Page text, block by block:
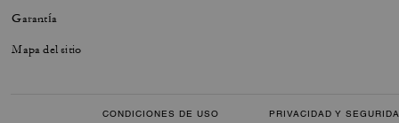
Garantía
Mapa del sitio
CONDICIONES DE USO PRIVACIDAD Y